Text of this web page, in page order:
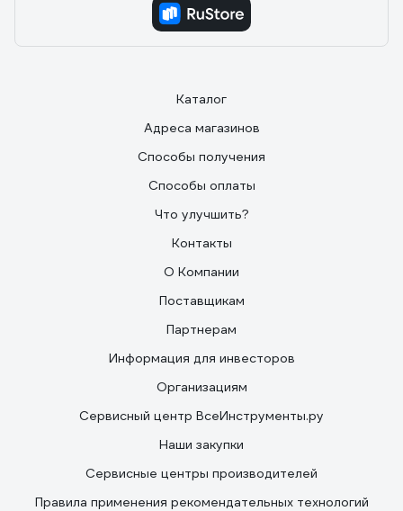
Каталог
Адреса магазинов
Способы получения
Способы оплаты
Что улучшить?
Контакты
О Компании
Поставщикам
Партнерам
Информация для инвесторов
Организациям
Сервисный центр ВсеИнструменты.ру
Наши закупки
Сервисные центры производителей
Правила применения рекомендательных технологий